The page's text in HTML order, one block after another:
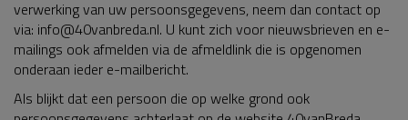
verwerking van uw persoonsgegevens, neem dan contact op
via: info@40vanbreda.nl. U kunt zich voor nieuwsbrieven en e-
mailings ook afmelden via de afmeldlink die is opgenomen
onderaan ieder e-mailbericht.
Als blijkt dat een persoon die op welke grond ook